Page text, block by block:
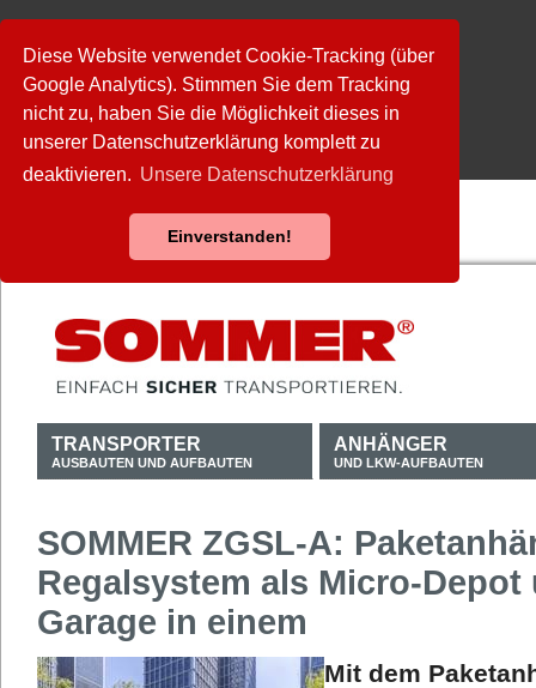
Diese Website verwendet Cookie-Tracking (über
Google Analytics). Stimmen Sie dem Tracking
nicht zu, haben Sie die Möglichkeit dieses in
unserer Datenschutzerklärung komplett zu
deaktivieren. Unsere Datenschutzerklärung
Einverstanden!
TRANSPORTER
AUSBAUTEN UND AUFBAUTEN
ANHÄNGER
UND LKW-AUFBAUTEN
SOMMER ZGSL-A:
Regalsystem als Micro-
Garage in einem
Mit dem